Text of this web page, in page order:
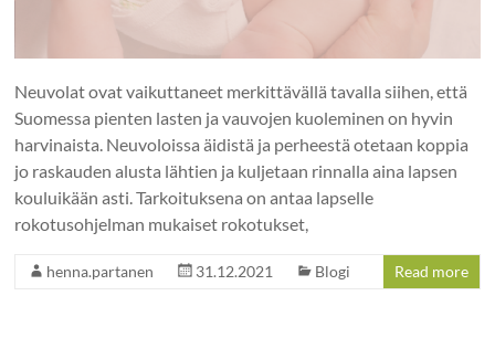
Neuvolat ovat vaikuttaneet merkittävällä tavalla siihen, että
Suomessa pienten lasten ja vauvojen kuoleminen on hyvin
harvinaista. Neuvoloissa äidistä ja perheestä otetaan koppia
jo raskauden alusta lähtien ja kuljetaan rinnalla aina lapsen
kouluikään asti. Tarkoituksena on antaa lapselle
rokotusohjelman mukaiset rokotukset,
henna.partanen 31.12.2021 Blogi Read more